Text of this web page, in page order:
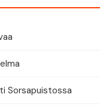
Sorsapuistossa